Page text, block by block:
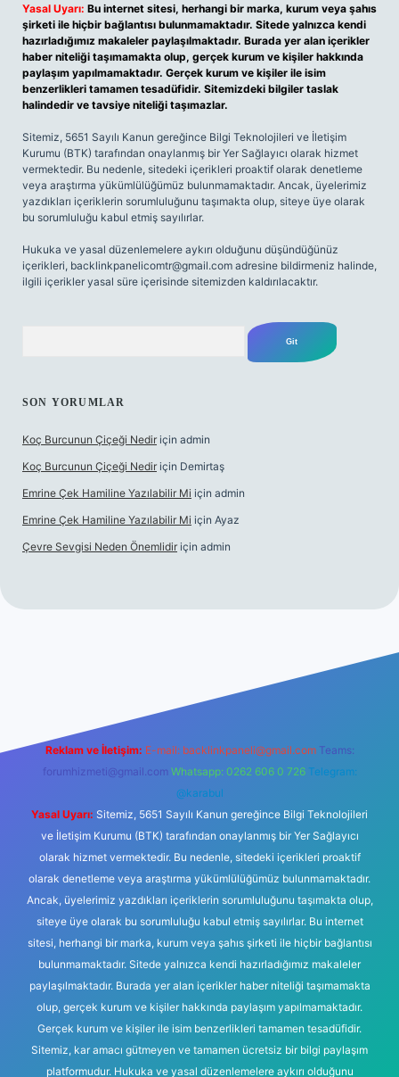
Yasal Uyarı: Bu internet sitesi, herhangi bir marka, kurum veya şahıs
şirketi ile hiçbir bağlantısı bulunmamaktadır. Sitede yalnızca kendi
hazırladığımız makaleler paylaşılmaktadır. Burada yer alan içerikler
haber niteliği taşımamakta olup, gerçek kurum ve kişiler hakkında
paylaşım yapılmamaktadır. Gerçek kurum ve kişiler ile isim
benzerlikleri tamamen tesadüfidir. Sitemizdeki bilgiler taslak
halindedir ve tavsiye niteliği taşımazlar.
Sitemiz, 5651 Sayılı Kanun gereğince Bilgi Teknolojileri ve İletişim
Kurumu (BTK) tarafından onaylanmış bir Yer Sağlayıcı olarak hizmet
vermektedir. Bu nedenle, sitedeki içerikleri proaktif olarak denetleme
veya araştırma yükümlülüğümüz bulunmamaktadır. Ancak, üyelerimiz
yazdıkları içeriklerin sorumluluğunu taşımakta olup, siteye üye olarak
bu sorumluluğu kabul etmiş sayılırlar.
Hukuka ve yasal düzenlemelere aykırı olduğunu düşündüğünüz
içerikleri, backlinkpanelicomtr@gmail.com adresine bildirmeniz halinde,
ilgili içerikler yasal süre içerisinde sitemizden kaldırılacaktır.
SON YORUMLAR
Koç Burcunun Çiçeği Nedir için admin
Koç Burcunun Çiçeği Nedir için Demirtaş
Emrine Çek Hamiline Yazılabilir Mi için admin
Emrine Çek Hamiline Yazılabilir Mi için Ayaz
Çevre Sevgisi Neden Önemlidir için admin
Reklam ve İletişim: E-mail: backlinkpaneli@gmail.com Teams:
forumhizmeti@gmail.com Whatsapp: 0262 606 0 726 Telegram:
@karabul
Yasal Uyarı: Sitemiz, 5651 Sayılı Kanun gereğince Bilgi Teknolojileri
ve İletişim Kurumu (BTK) tarafından onaylanmış bir Yer Sağlayıcı
olarak hizmet vermektedir. Bu nedenle, sitedeki içerikleri proaktif
olarak denetleme veya araştırma yükümlülüğümüz bulunmamaktadır.
Ancak, üyelerimiz yazdıkları içeriklerin sorumluluğunu taşımakta olup,
siteye üye olarak bu sorumluluğu kabul etmiş sayılırlar. Bu internet
sitesi, herhangi bir marka, kurum veya şahıs şirketi ile hiçbir bağlantısı
bulunmamaktadır. Sitede yalnızca kendi hazırladığımız makaleler
paylaşılmaktadır. Burada yer alan içerikler haber niteliği taşımamakta
olup, gerçek kurum ve kişiler hakkında paylaşım yapılmamaktadır.
Gerçek kurum ve kişiler ile isim benzerlikleri tamamen tesadüfidir.
Sitemiz, kar amacı gütmeyen ve tamamen ücretsiz bir bilgi paylaşım
platformudur. Hukuka ve yasal düzenlemelere aykırı olduğunu